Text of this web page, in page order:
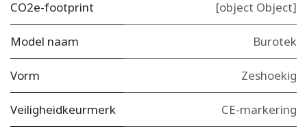
CO2e-footprint [object Object]
Model naam Burotek
Vorm Zeshoekig
Veiligheidkeurmerk CE-markering